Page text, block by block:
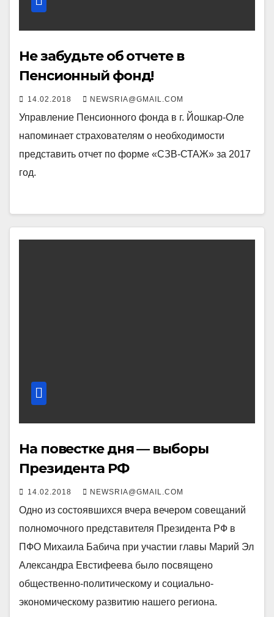
Не забудьте об отчете в
Пенсионный фонд!
14.02.2018 NEWSRIA@GMAIL.COM
Управление Пенсионного фонда в г. Йошкар-Оле
напоминает страхователям о необходимости
представить отчет по форме «СЗВ-СТАЖ» за 2017
год.
На повестке дня — выборы
Президента РФ
14.02.2018 NEWSRIA@GMAIL.COM
Одно из состоявшихся вчера вечером совещаний
полномочного представителя Президента РФ в
ПФО Михаила Бабича при участии главы Марий Эл
Александра Евстифеева было посвящено
общественно-политическому и социально-
экономическому развитию нашего региона.